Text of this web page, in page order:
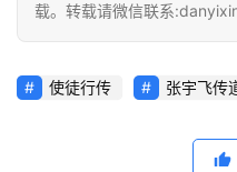
载。转载请微信联系
使徒行传 张宇飞传